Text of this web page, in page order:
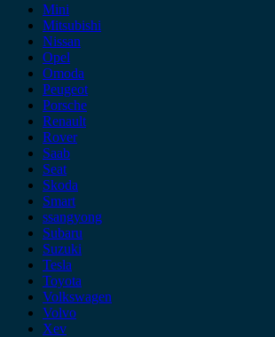
Mini
Mitsubishi
Nissan
Opel
Omoda
Peugeot
Porsche
Renault
Rover
Saab
Seat
Skoda
Smart
ssangyong
Subaru
Suzuki
Tesla
Toyota
Volkswagen
Volvo
Xev